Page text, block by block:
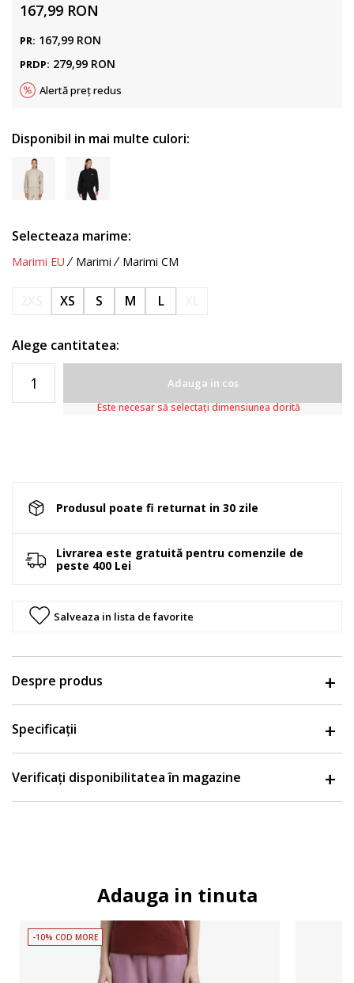
167,99 RON
PR: 167,99 RON
PRDP: 279,99 RON
Alertă preț redus
Disponibil in mai multe culori:
Selecteaza marime:
Marimi EU Marimi Marimi CM
XS S M L
Alege cantitatea:
Adauga in cos
Este necesar să selectați dimensiunea dorită
Produsul poate fi returnat in 30 zile
Livrarea este gratuită pentru comenzile de
peste 400 Lei
Salveaza in lista de favorite
Despre produs
Specificații
Verificați disponibilitatea în magazine
Adauga in tinuta
-10% COD MORE